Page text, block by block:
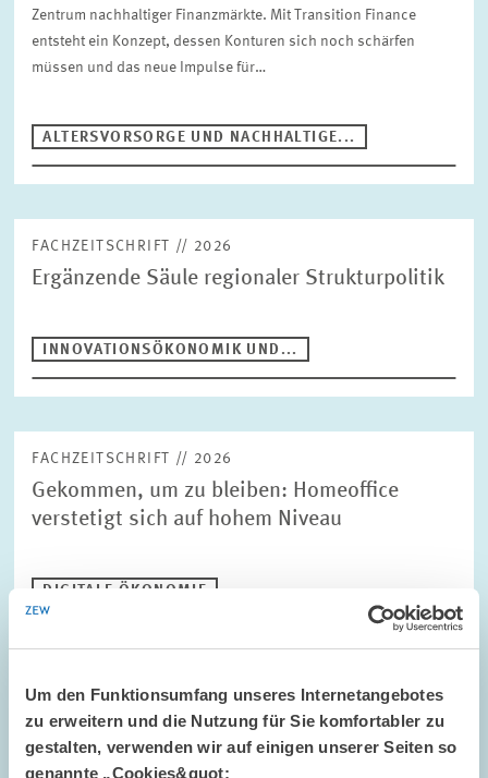
Um den Funktionsumfang unseres Internetangebotes
zu erweitern und die Nutzung für Sie komfortabler zu
gestalten, verwenden wir auf einigen unserer Seiten so
genannte „Cookies&quot;
Zentrum nachhaltiger Finanzmärkte. Mit Transition Finance
entsteht ein Konzept, dessen Konturen sich noch schärfen
müssen und das neue Impulse für…
ALTERSVORSORGE UND NACHHALTIGE...
FACHZEITSCHRIFT // 2026
Ergänzende Säule regionaler Strukturpolitik
INNOVATIONSÖKONOMIK UND...
FACHZEITSCHRIFT // 2026
Gekommen, um zu bleiben: Homeoffice
verstetigt sich auf hohem Niveau
DIGITALE ÖKONOMIE
FACHZEITSCHRIFT // 2026
Die Schwächen der Sondervermögen